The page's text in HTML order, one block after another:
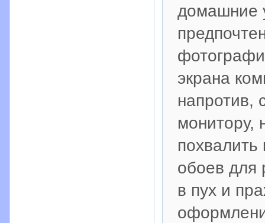
домашние
экрана
напротив,
монитору,
похвалить
обоев для
в пух и